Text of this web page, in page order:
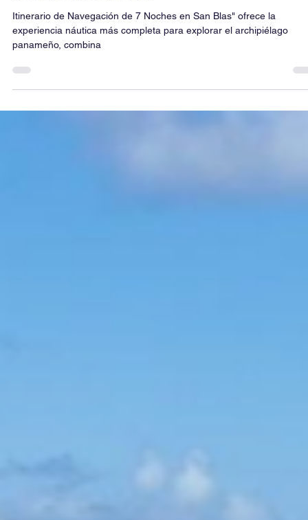
3 abr 2025 6 min de lectura
Descubre nuestro itinerario de 7 noches
incluido en San Blas:
Itinerario de Navegación de 7 Noches en San Blas" ofrece la